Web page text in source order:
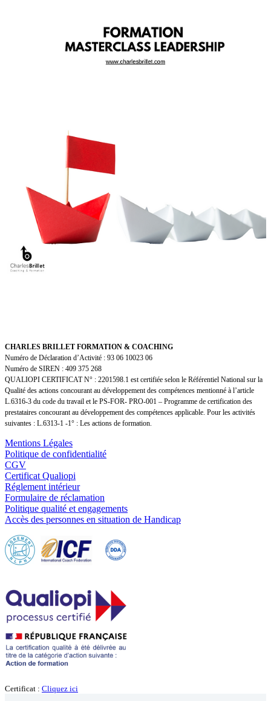
CHARLES BRILLET FORMATION & COACHING
Numéro de Déclaration d’Activité : 93 06 10023 06
Numéro de SIREN : 409 375 268
QUALIOPI CERTIFICAT N° : 2201598.1 est certifiée selon le Référentiel National sur la
Qualité des actions concourant au développement des compétences mentionné à l’article
L.6316-3 du code du travail et le PS-FOR- PRO-001 – Programme de certification des
prestataires concourant au développement des compétences applicable. Pour les activités
suivantes : L.6313-1 -1° : Les actions de formation.
Mentions Légales
Politique de confidentialité
CGV
Certificat Qualiopi
Réglement intérieur
Formulaire de réclamation
Politique qualité et engagements
Accès des personnes en situation de Handicap
Certificat : Cliquez ici